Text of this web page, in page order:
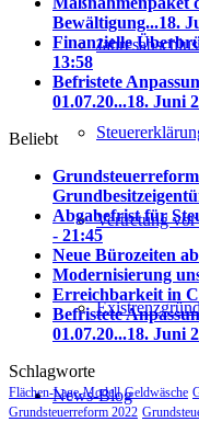
Vertretung
News-Blog
Bewältigung...18.
Finanzielle
13:58
Befristete
01.07.20...18. Juni
Beliebt
Abgabefrist für
- 21:45
Neue Bürozeiten
Modernisierung
Erreichbarkeit in
Befristete
01.07.20...18. Juni
Schlagworte
Flächen-Lage-Modell Geldwäsche
Grundsteuerreform 2022